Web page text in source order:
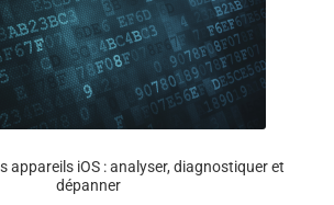
du
produit
appareils iOS : analyser, diagnostiquer et
dépanner